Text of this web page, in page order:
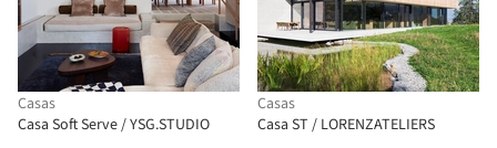
Casas
Casa Soft Serve / YSG.STUDIO
Casas
Casa ST / LORENZATELIERS